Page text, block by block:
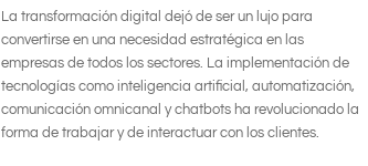
La transformación digital dejó de ser un lujo para
convertirse en una necesidad estratégica en las
empresas de todos los sectores. La implementación de
tecnologías como inteligencia artificial, automatización,
comunicación omnicanal y chatbots ha revolucionado la
forma de trabajar y de interactuar con los clientes.